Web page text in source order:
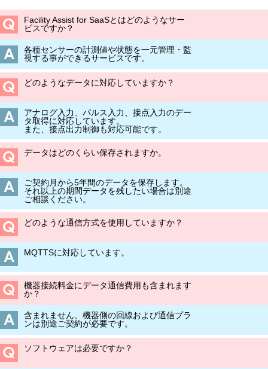
Facility Assist for SaaSとはどのようなサー
ビスですか？
各種センサーの計測値や状態を一元管理・監
視する事ができるサービスです。
どのようなデータに対応していますか？
アナログ入力、パルス入力、接点入力のデー
タ取得に対応しています。
また、接点出力制御も対応可能です。
データはどのくらい保存されますか。
ご契約月から5年間のデータを保存します。
それ以上の期間データを残したい場合は別途
ご相談ください。
どのような通信方式を使用していますか？
MQTTSに対応しています。
機器接続料金にデータ通信費用も含まれます
か？
含まれません。機器側の回線および通信プラ
ンは別途ご契約が必要です。
ソフトウェアは必要ですか？